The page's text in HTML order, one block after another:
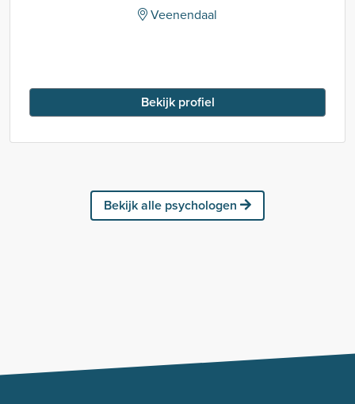
Veenendaal
Bekijk profiel
Bekijk alle psychologen